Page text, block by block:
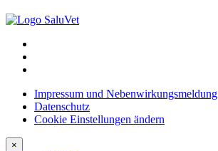
Impressum und Nebenwirkungsmeldung
Datenschutz
Cookie Einstellungen ändern
×